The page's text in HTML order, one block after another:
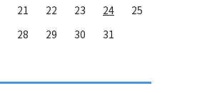
21 22 23 24
25
28 29 30 31